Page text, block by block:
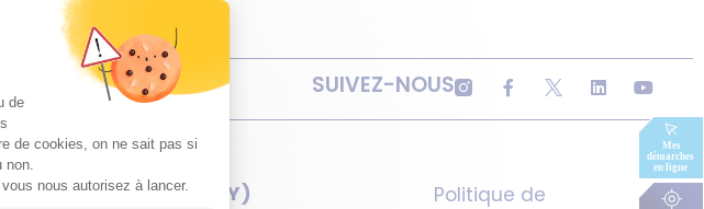
SUIVEZ-NOUS
en-Yvelines (SQY)
Politique de